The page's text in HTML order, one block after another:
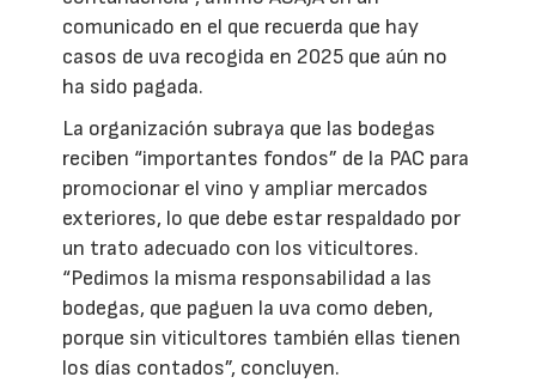
comunicado en el que recuerda que hay
casos de uva recogida en 2025 que aún no
ha sido pagada.
La organización subraya que las bodegas
reciben “importantes fondos” de la PAC para
promocionar el vino y ampliar mercados
exteriores, lo que debe estar respaldado por
un trato adecuado con los viticultores.
“Pedimos la misma responsabilidad a las
bodegas, que paguen la uva como deben,
porque sin viticultores también ellas tienen
los días contados”, concluyen.